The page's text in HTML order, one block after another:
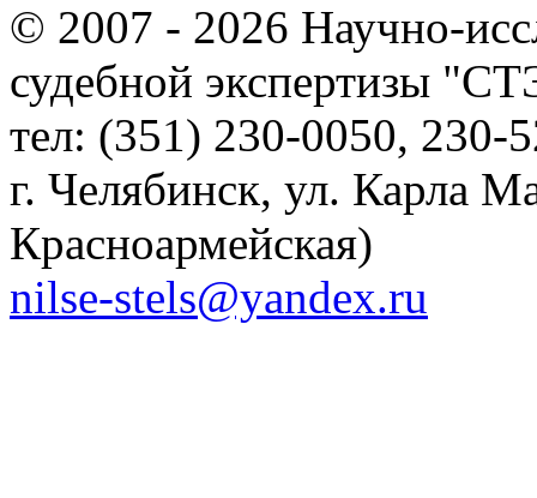
© 2007 - 2026 Научно-
судебной экспертизы
тел: (351) 230-0050, 230-
г. Челябинск, ул. Карла
Красноармейская)
nilse-stels@yandex.ru